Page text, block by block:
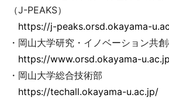
（J-PEAKS）
https://j-peaks.orsd.okayama-
・岡山大学研究・イノベーション共
https://www.orsd.okayama-
・岡山大学総合技術部
https://techall.okayama-u.ac.jp/